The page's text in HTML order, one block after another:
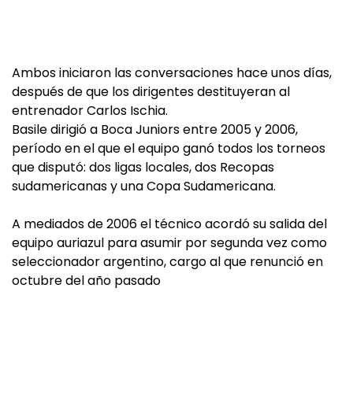
Ambos iniciaron las conversaciones hace unos días,
después de que los dirigentes destituyeran al
entrenador Carlos Ischia.
Basile dirigió a Boca Juniors entre 2005 y 2006,
período en el que el equipo ganó todos los torneos
que disputó: dos ligas locales, dos Recopas
sudamericanas y una Copa Sudamericana.
A mediados de 2006 el técnico acordó su salida del
equipo auriazul para asumir por segunda vez como
seleccionador argentino, cargo al que renunció en
octubre del año pasado